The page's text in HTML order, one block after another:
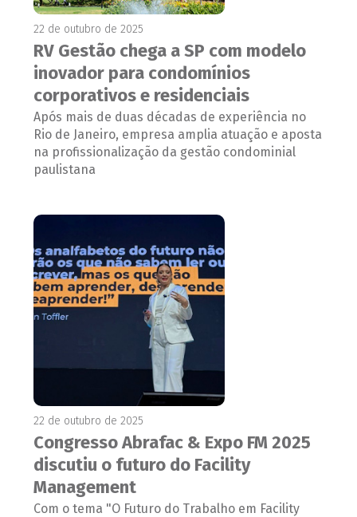
22 de outubro de 2025
RV Gestão chega a SP com modelo
inovador para condomínios
corporativos e residenciais
Após mais de duas décadas de experiência no
Rio de Janeiro, empresa amplia atuação e aposta
na profissionalização da gestão condominial
paulistana
22 de outubro de 2025
Congresso Abrafac & Expo FM 2025
discutiu o futuro do Facility
Management
Com o tema "O Futuro do Trabalho em Facility